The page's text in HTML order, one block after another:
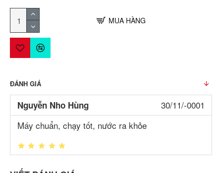
MUA HÀNG
ĐÁNH GIÁ
Nguyễn Nho Hùng
30/11/-0001
Máy chuẩn, chạy tốt, nước ra khỏe